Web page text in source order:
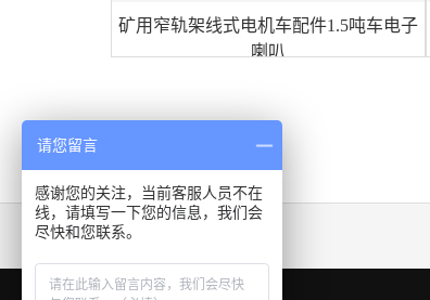
矿用窄轨架线式电机车配件1.5吨车电子
喇叭
友情链接：
请您留言
感谢您的关注，当前客服人员不在
线，请填写一下您的信息，我们会
尽快和您联系。